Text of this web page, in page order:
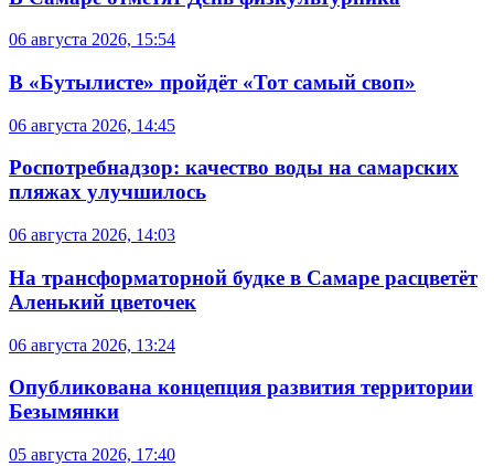
06 августа 2026, 15:54
В «Бутылисте» пройдёт «Тот самый своп»
06 августа 2026, 14:45
Роспотребнадзор: качество воды на самарских
пляжах улучшилось
06 августа 2026, 14:03
На трансформаторной будке в Самаре расцветёт
Аленький цветочек
06 августа 2026, 13:24
Опубликована концепция развития территории
Безымянки
05 августа 2026, 17:40